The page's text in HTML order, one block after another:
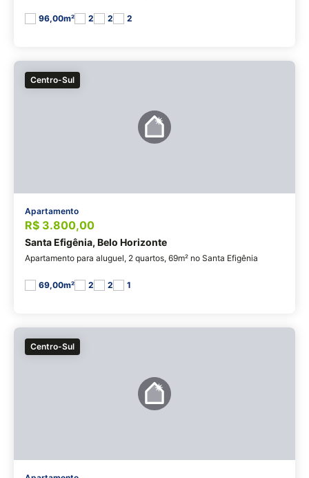
96,00m² 2 2 2
Centro-Sul
Apartamento
R$ 3.800,00
Santa Efigênia, Belo Horizonte
Apartamento para aluguel, 2 quartos, 69m² no Santa Efigênia
69,00m² 2 2 1
Centro-Sul